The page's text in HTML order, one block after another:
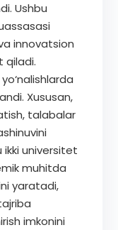
Ushbu
innovatsion
qiladi.
Xususan,
talabalar
ikki universitet
muhitda
yaratadi,
imkonini